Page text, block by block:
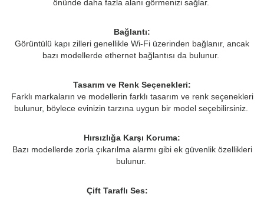
önünde daha fazla alanı görmenizi sağlar.
Bağlantı:
Görüntülü kapı zilleri genellikle Wi-Fi üzerinden bağlanır, ancak
bazı modellerde ethernet bağlantısı da bulunur.
Tasarım ve Renk Seçenekleri:
Farklı markaların ve modellerin farklı tasarım ve renk seçenekleri
bulunur, böylece evinizin tarzına uygun bir model seçebilirsiniz.
Hırsızlığa Karşı Koruma:
Bazı modellerde zorla çıkarılma alarmı gibi ek güvenlik özellikleri
bulunur.
Çift Taraflı Ses: